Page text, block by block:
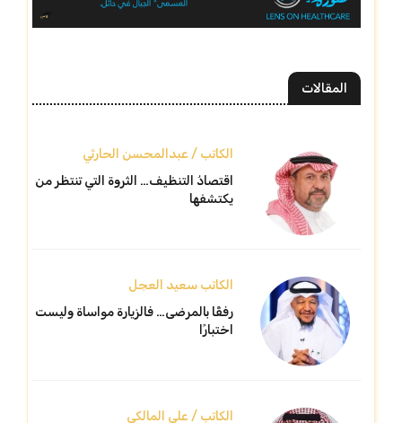
المقالات
الكاتب / عبدالمحسن الحارثي
اقتصادُ التنظيف… الثروة التي تنتظر من
يكتشفها
الكاتب سعيد العجل
رفقًا بالمرضى… فالزيارة مواساة وليست
اختبارًا
الكاتب / علي المالكي